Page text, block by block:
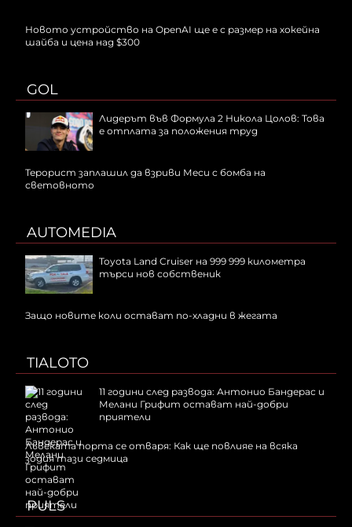
Новото устройство на OpenAI ще е с размер на хокейна
шайба и цена над $300
GOL
Лидерът във Формула 2 Никола Цолов: Това
е отплата за положения труд
Терорист заплашил да взриви Меси с бомба на
световното
AUTOMEDIA
Toyota Land Cruiser на 999 999 километра
търси нов собственик
Защо новите коли остават по-хладни в жегата
TIALOTO
11 години след развода: Антонио Бандерас и
Мелани Грифит остават най-добри
приятели
Лъвската порта се отваря: Как ще повлияе на всяка
зодия тази седмица
PULS